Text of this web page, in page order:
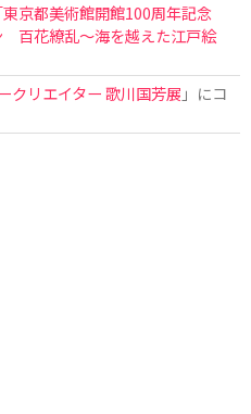
東京都美術館開館100周年記念
百花繚乱〜海を越えた江戸絵
クリエイター 歌川国芳展 」にコ